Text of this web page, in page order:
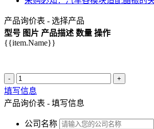
产品询价表 - 选择产品
型号 图片 产品描述 数量 操作
{{item.Name}}
- +
填写信息
产品询价表 - 填写信息
公司名称